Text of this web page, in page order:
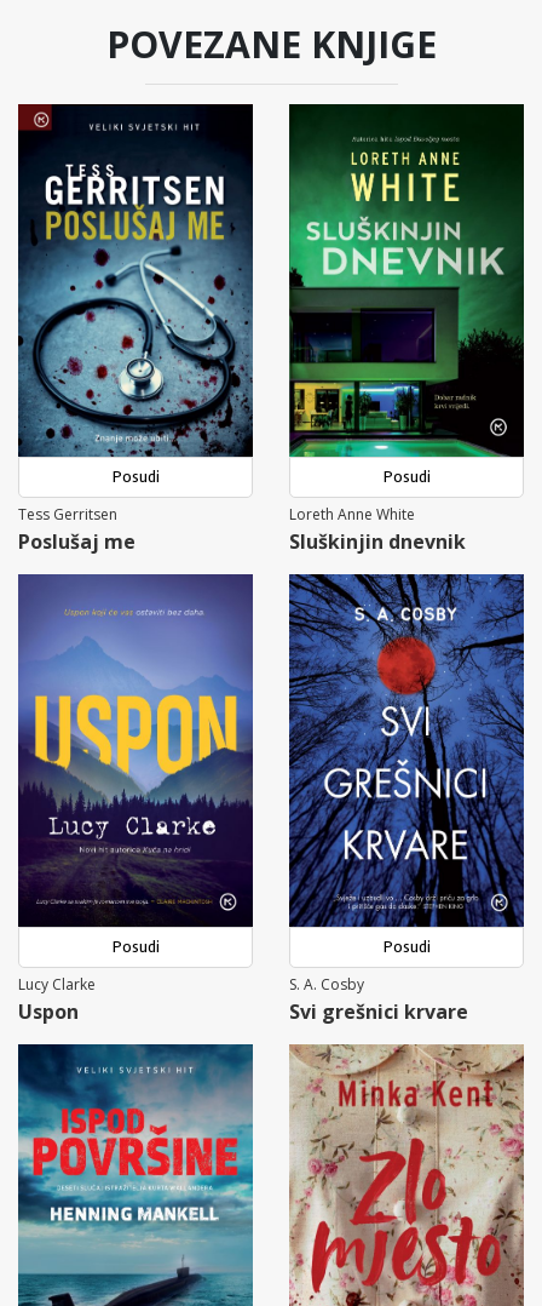
POVEZANE KNJIGE
Posudi
Tess Gerritsen
Poslušaj me
Posudi
Loreth Anne White
Sluškinjin dnevnik
Posudi
Lucy Clarke
Uspon
Posudi
S. A. Cosby
Svi grešnici krvare